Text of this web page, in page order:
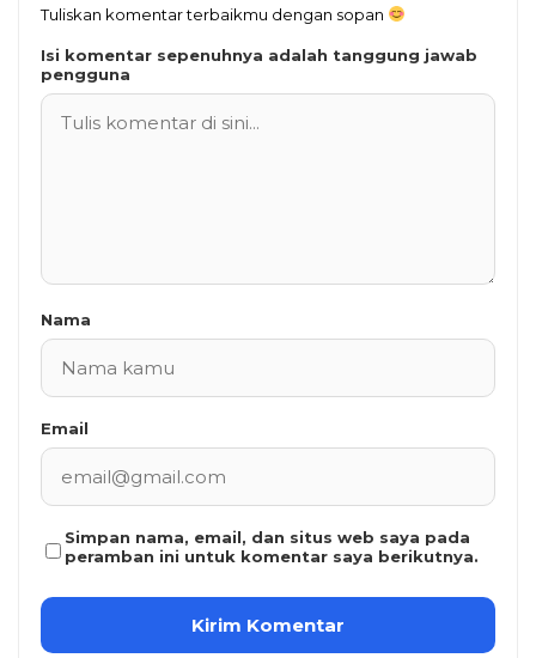
Tuliskan komentar terbaikmu dengan sopan
Isi komentar sepenuhnya adalah tanggung jawab
pengguna
Nama
Email
Simpan nama, email, dan situs web saya pada
peramban ini untuk komentar saya berikutnya.